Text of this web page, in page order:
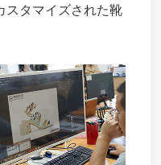
スタマイズされた靴